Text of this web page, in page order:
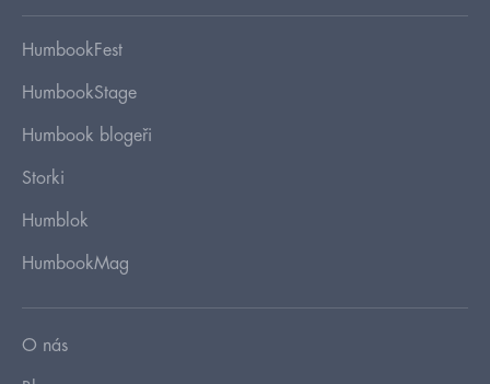
HumbookFest
HumbookStage
Humbook blogeři
Storki
Humblok
HumbookMag
O nás